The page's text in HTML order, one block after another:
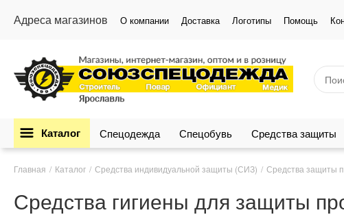
Адреса магазинов О компании Доставка Логотипы Помощь
Каталог Спецодежда Спецобувь Средства защиты
Главная Каталог Средства индивидуальной защиты (СИЗ) Средства защиты
Средства гигиены для защиты